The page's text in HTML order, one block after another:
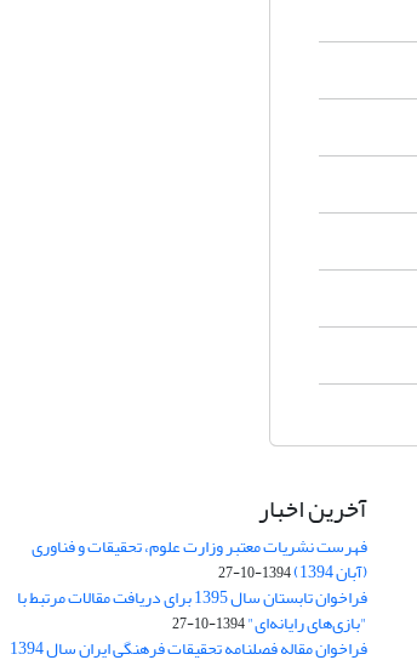
آخرین اخبار
فهرست نشریات معتبر وزارت علوم، تحقیقات و فناوری
(آبان 1394) 1394-10-27
فراخوان تابستان سال 1395 برای دریافت مقالات مرتبط با
"بازی‌های رایانه‌ای"1394-10-27
فراخوان مقاله فصلنامه تحقیقات فرهنگی ایران سال 1394